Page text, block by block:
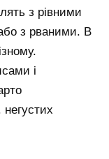
з рівними
з рваними. В
і